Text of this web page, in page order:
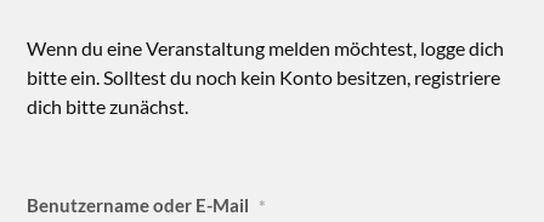
Wenn du eine Veranstaltung melden möchtest, logge dich
bitte ein. Solltest du noch kein Konto besitzen, registriere
dich bitte zunächst.
Benutzername oder E-Mail *